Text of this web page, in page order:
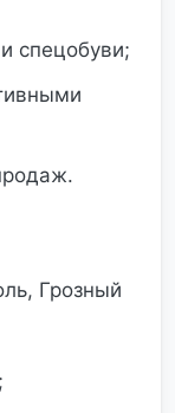
спецобуви;
Грозный